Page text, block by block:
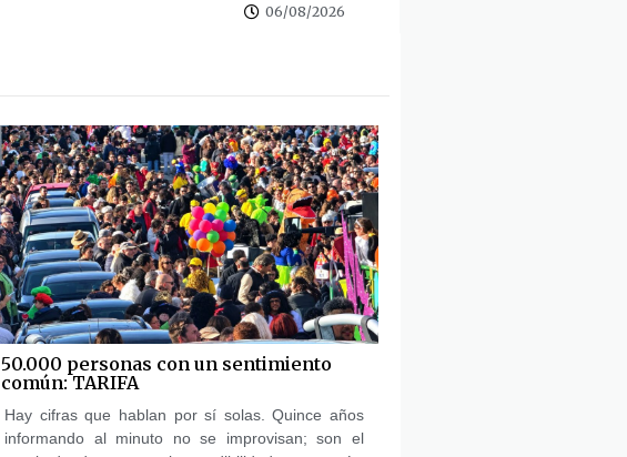
06/08/2026
50.000 personas con un sentimiento
común: TARIFA
Hay cifras que hablan por sí solas. Quince años
informando al minuto no se improvisan; son el